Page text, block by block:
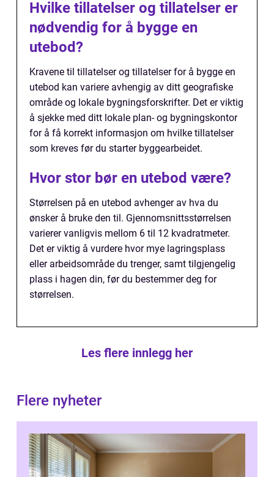
Hvilke tillatelser og tillatelser er
nødvendig for å bygge en
utebod?
Kravene til tillatelser og tillatelser for å bygge en
utebod kan variere avhengig av ditt geografiske
område og lokale bygningsforskrifter. Det er viktig
å sjekke med ditt lokale plan- og bygningskontor
for å få korrekt informasjon om hvilke tillatelser
som kreves før du starter byggearbeidet.
Hvor stor bør en utebod være?
Størrelsen på en utebod avhenger av hva du
ønsker å bruke den til. Gjennomsnittsstørrelsen
varierer vanligvis mellom 6 til 12 kvadratmeter.
Det er viktig å vurdere hvor mye lagringsplass
eller arbeidsområde du trenger, samt tilgjengelig
plass i hagen din, før du bestemmer deg for
størrelsen.
Les flere innlegg her
Flere nyheter